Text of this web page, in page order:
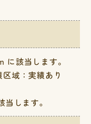
に該当します。
域：実績あり
します。